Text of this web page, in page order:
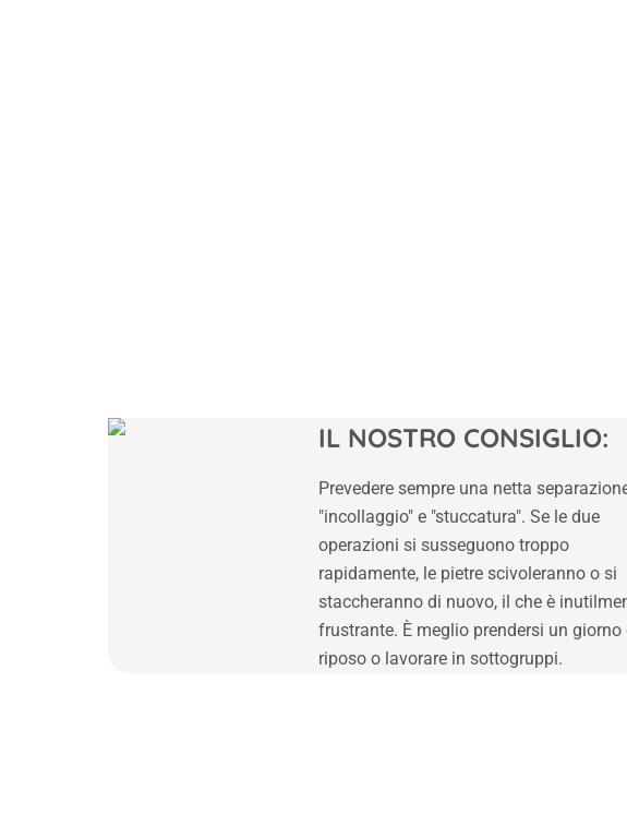
IL NOSTRO CONSIGLIO:
Prevedere sempre una netta
"incollaggio" e "stuccatura". Se le due
operazioni si susseguono troppo
rapidamente, le pietre scivoleranno o si
staccheranno di nuovo, il che è
frustrante. È meglio prendersi un giorno
riposo o lavorare in sottogruppi.